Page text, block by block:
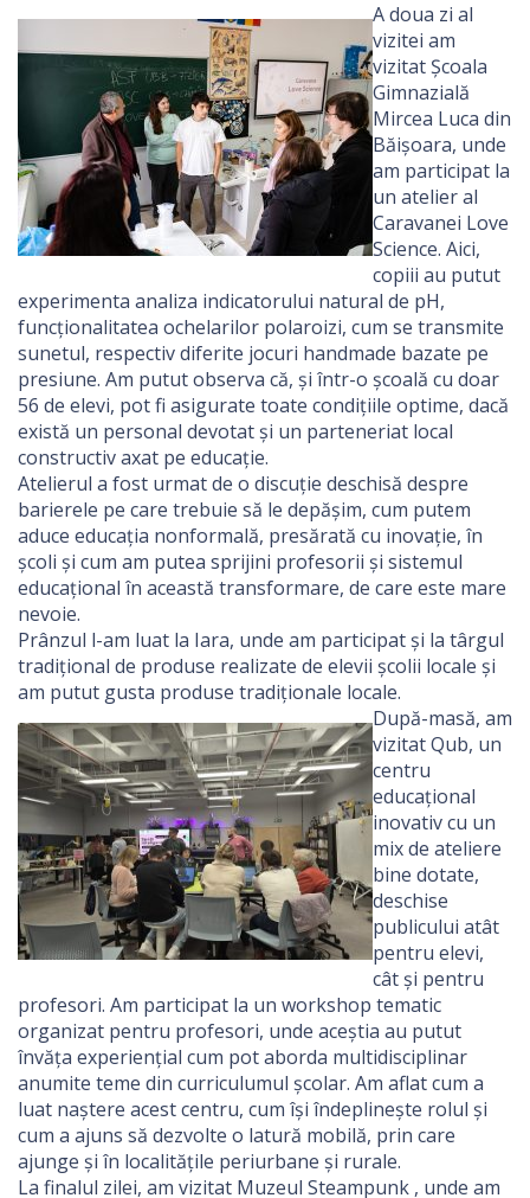
A doua zi al
vizitei am
vizitat Școala
Gimnazială
Mircea Luca din
Băișoara, unde
am participat la
un atelier al
Caravanei Love
Science. Aici,
copiii au putut
experimenta analiza indicatorului natural de pH,
funcționalitatea ochelarilor polaroizi, cum se transmite
sunetul, respectiv diferite jocuri handmade bazate pe
presiune. Am putut observa că, și într-o școală cu doar
56 de elevi, pot fi asigurate toate condițiile optime, dacă
există un personal devotat și un parteneriat local
constructiv axat pe educație.
Atelierul a fost urmat de o discuție deschisă despre
barierele pe care trebuie să le depășim, cum putem
aduce educația nonformală, presărată cu inovație, în
școli și cum am putea sprijini profesorii și sistemul
educațional în această transformare, de care este mare
nevoie.
Prânzul l-am luat la Iara, unde am participat și la târgul
tradițional de produse realizate de elevii școlii locale și
am putut gusta produse tradiționale locale.
După-masă, am
vizitat Qub, un
centru
educațional
inovativ cu un
mix de ateliere
bine dotate,
deschise
publicului atât
pentru elevi,
cât și pentru
profesori. Am participat la un workshop tematic
organizat pentru profesori, unde aceștia au putut
învăța experiențial cum pot aborda multidisciplinar
anumite teme din curriculumul școlar. Am aflat cum a
luat naștere acest centru, cum își îndeplinește rolul și
cum a ajuns să dezvolte o latură mobilă, prin care
ajunge și în localitățile periurbane și rurale.
La finalul zilei, am vizitat Muzeul Steampunk , unde am